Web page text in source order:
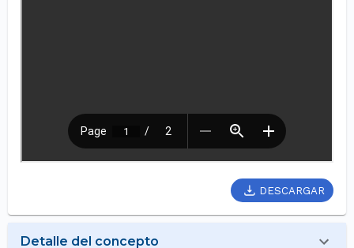
DESCARGAR
Detalle del concepto